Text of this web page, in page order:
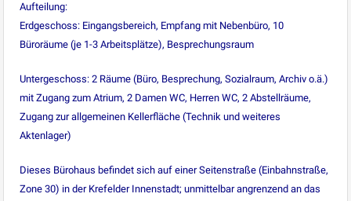
Aufteilung:
Erdgeschoss: Eingangsbereich, Empfang mit Nebenbüro, 10
Büroräume (je 1-3 Arbeitsplätze), Besprechungsraum
Untergeschoss: 2 Räume (Büro, Besprechung, Sozialraum, Archiv o.ä.)
mit Zugang zum Atrium, 2 Damen WC, Herren WC, 2 Abstellräume,
Zugang zur allgemeinen Kellerfläche (Technik und weiteres
Aktenlager)
Dieses Bürohaus befindet sich auf einer Seitenstraße (Einbahnstraße,
Zone 30) in der Krefelder Innenstadt; unmittelbar angrenzend an das